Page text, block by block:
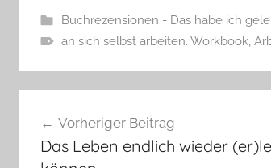
Buchrezensionen - Das habe ich
an sich selbst arbeiten. Workbook,
Vorheriger Beitrag
Das Leben endlich wieder